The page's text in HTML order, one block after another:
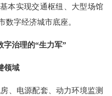
本实现交通枢纽、大型场馆
数字经济城市底座。
字治理的“生力军”
领域
、电源配套、动力环境监测